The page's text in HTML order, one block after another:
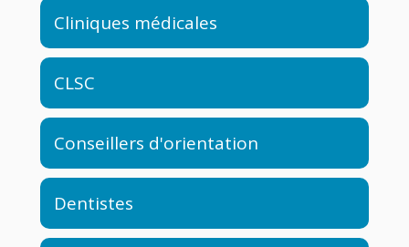
Cliniques médicales
CLSC
Conseillers d'orientation
Dentistes